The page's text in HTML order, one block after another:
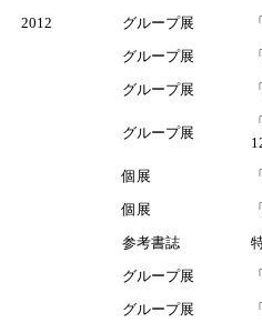
2012
グループ展
グループ展
グループ展
グループ展
個展
「
個展
「
参考書誌
グループ展
グループ展